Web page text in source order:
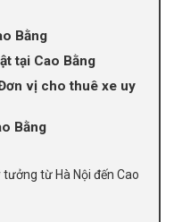
Bằng
tại Cao Bằng
vị cho thuê xe uy
Bằng
từ Hà Nội đến Cao